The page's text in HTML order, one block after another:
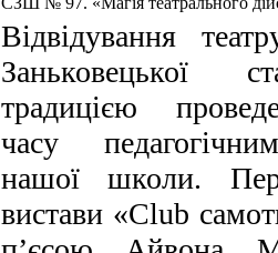
Відвідування
Заньковецької
традицією
часу
нашої школи.
вистави «Club